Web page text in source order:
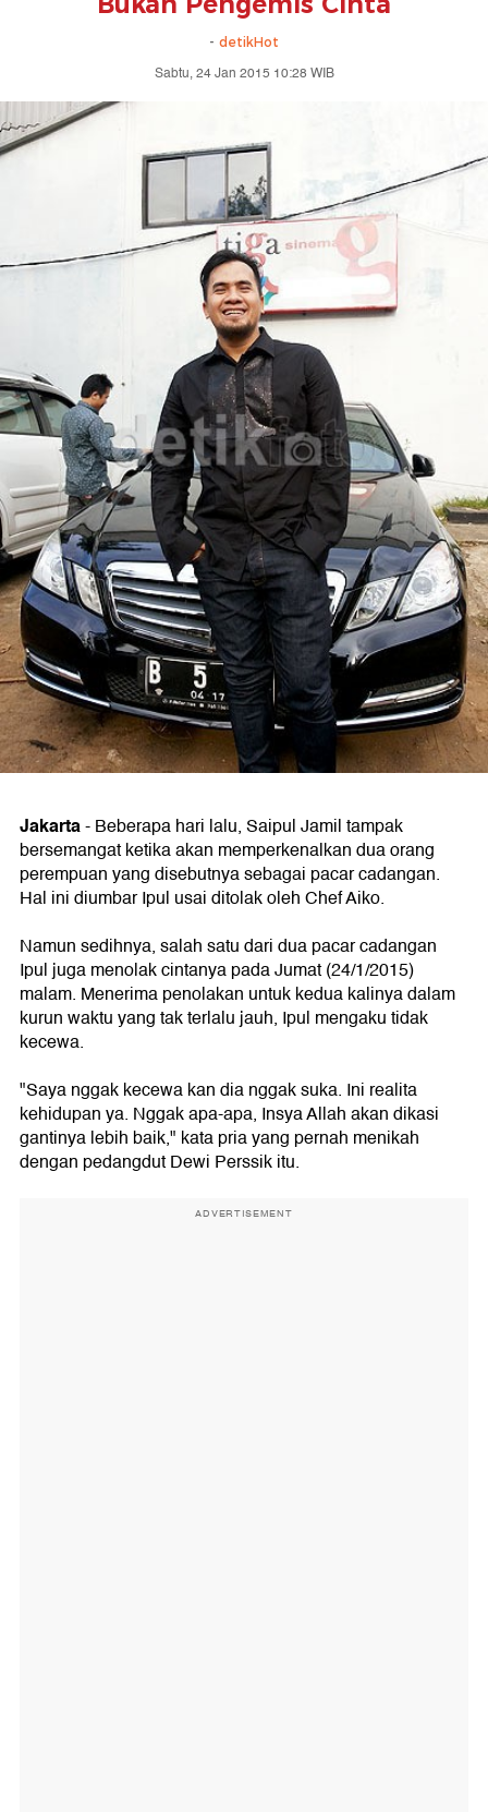
- detikHot
Sabtu, 24 Jan 2015 10:28 WIB
Jakarta- Beberapa hari lalu, Saipul Jamil tampak
bersemangat ketika akan memperkenalkan dua orang
perempuan yang disebutnya sebagai pacar cadangan.
Hal ini diumbar Ipul usai ditolak oleh Chef Aiko.
Namun sedihnya, salah satu dari dua pacar cadangan
Ipul juga menolak cintanya pada Jumat (24/1/2015)
malam. Menerima penolakan untuk kedua kalinya dalam
kurun waktu yang tak terlalu jauh, Ipul mengaku tidak
kecewa.
"Saya nggak kecewa kan dia nggak suka. Ini realita
kehidupan ya. Nggak apa-apa, Insya Allah akan dikasi
gantinya lebih baik," kata pria yang pernah menikah
dengan pedangdut Dewi Perssik itu.
ADVERTISEMENT